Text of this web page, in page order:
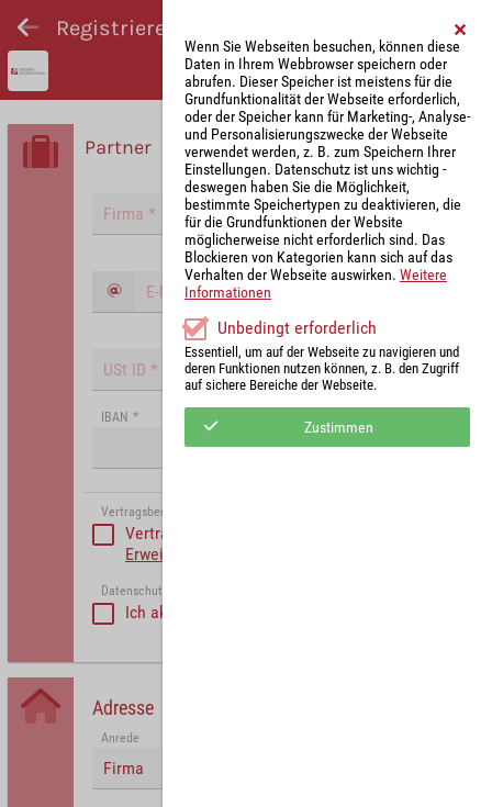
Registrieren und Angebot abgeben
Partner
IBAN *
Vertragsbedinungen akzeptieren
Vertragsbedinungen akzeptieren
Erweiterte Vertragsbedingungen Partner
Datenschutzerklärung akzeptiert
Ich akzeptiere die
Adresse
Anrede
Firma
Wenn Sie Webseiten besuchen, können diese
Daten in Ihrem Webbrowser speichern oder
abrufen. Dieser Speicher ist meistens für die
Grundfunktionalität der Webseite erforderlich,
oder der Speicher kann für Marketing-, Analyse-
und Personalisierungszwecke der Webseite
verwendet werden, z. B. zum Speichern Ihrer
Einstellungen. Datenschutz ist uns wichtig -
deswegen haben Sie die Möglichkeit,
bestimmte Speichertypen zu deaktivieren, die
für die Grundfunktionen der Website
möglicherweise nicht erforderlich sind. Das
Blockieren von Kategorien kann sich auf das
Verhalten der Webseite auswirken. Weitere
Informationen
Unbedingt erforderlich
Essentiell, um auf der Webseite zu navigieren und
deren Funktionen nutzen können, z. B. den Zugriff
auf sichere Bereiche der Webseite.
Zustimmen